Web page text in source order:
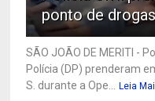
ponto de
SÃO JOÃO DE MERITI -
Polícia (DP) prenderam
S. durante a Ope... Leia